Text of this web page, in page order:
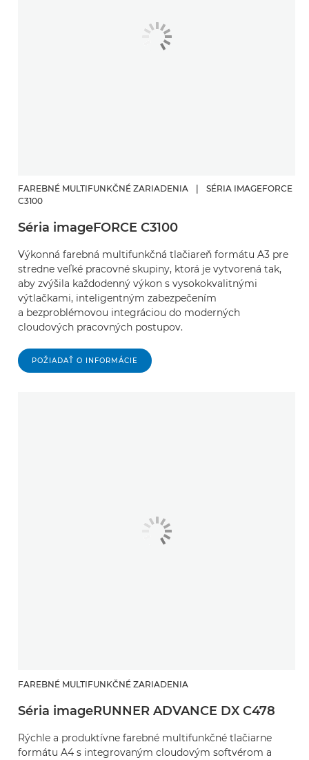
FAREBNÉ MULTIFUNKČNÉ ZARIADENIA
SÉRIA IMAGEFORCE
C3100
Séria imageFORCE C3100
Výkonná farebná multifunkčná tlačiareň formátu A3 pre
stredne veľké pracovné skupiny, ktorá je vytvorená tak,
aby zvýšila každodenný výkon s vysokokvalitnými
výtlačkami, inteligentným zabezpečením
a bezproblémovou integráciou do moderných
cloudových pracovných postupov.
POŽIADAŤ O INFORMÁCIE
FAREBNÉ MULTIFUNKČNÉ ZARIADENIA
Séria imageRUNNER ADVANCE DX C478
Rýchle a produktívne farebné multifunkčné tlačiarne
formátu A4 s integrovaným cloudovým softvérom a